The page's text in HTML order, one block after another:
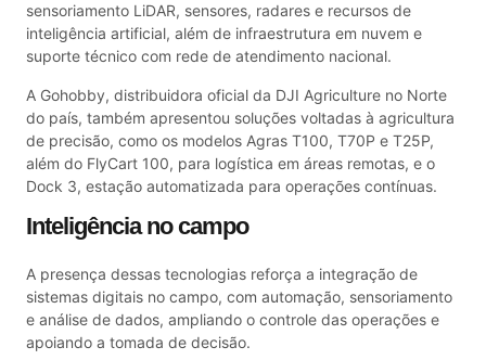
sensoriamento LiDAR, sensores, radares e recursos de
inteligência artificial, além de infraestrutura em nuvem e
suporte técnico com rede de atendimento nacional.
A Gohobby, distribuidora oficial da DJI Agriculture no Norte
do país, também apresentou soluções voltadas à agricultura
de precisão, como os modelos Agras T100, T70P e T25P,
além do FlyCart 100, para logística em áreas remotas, e o
Dock 3, estação automatizada para operações contínuas.
Inteligência no campo
A presença dessas tecnologias reforça a integração de
sistemas digitais no campo, com automação, sensoriamento
e análise de dados, ampliando o controle das operações e
apoiando a tomada de decisão.